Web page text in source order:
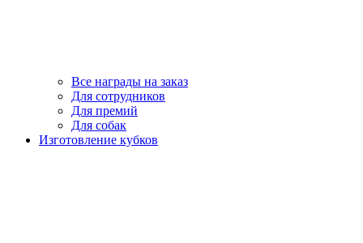
Все награды на заказ
Для сотрудников
Для премий
Для собак
Изготовление кубков